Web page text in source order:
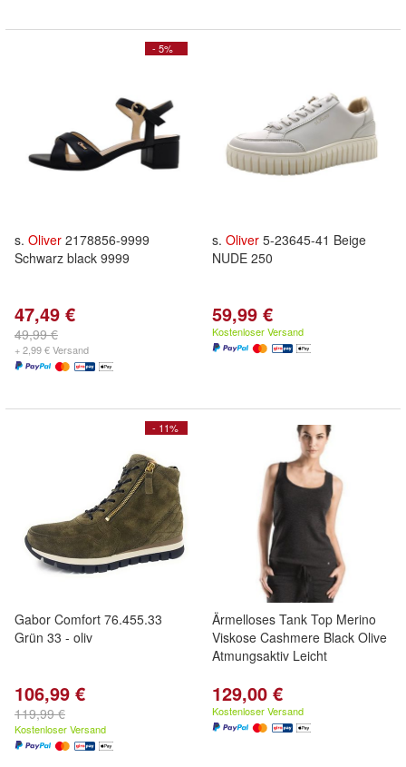
- 5%
s. Oliver 2178856-9999
Schwarz black 9999
47,49 €
49,99 €
+ 2,99 € Versand
s. Oliver 5-23645-41 Beige
NUDE 250
59,99 €
Kostenloser Versand
- 11%
Gabor Comfort 76.455.33
Grün 33 - oliv
106,99 €
119,99 €
Kostenloser Versand
Ärmelloses Tank Top Merino
Viskose Cashmere Black Olive
Atmungsaktiv Leicht
129,00 €
Kostenloser Versand